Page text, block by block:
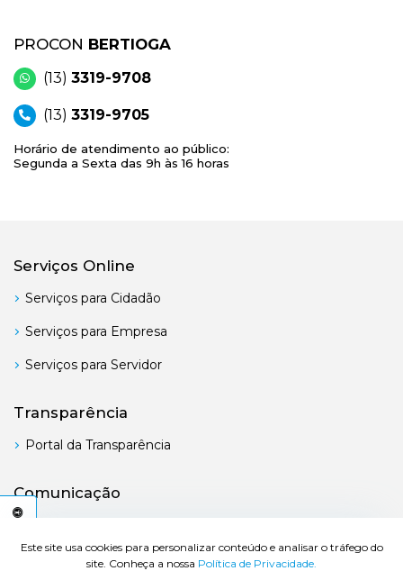
Este site usa cookies para personalizar conteúdo e analisar o tráfego do
site. Conheça a nossa Política de Privacidade.
PROCON BERTIOGA
(13) 3319-9708
(13) 3319-9705
Horário de atendimento ao público:
Segunda a Sexta das 9h às 16 horas
Serviços Online
Serviços para Cidadão
Serviços para Empresa
Serviços para Servidor
Transparência
Portal da Transparência
Comunicação